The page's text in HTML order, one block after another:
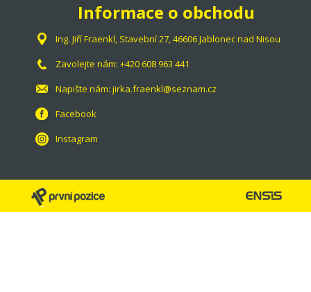
Informace o obchodu
Ing. Jiří Fraenkl, Stavební 27, 46606 Jablonec nad Nisou
Zavolejte nám: +420 608 963 441
Napište nám: jirka.fraenkl@seznam.cz
Facebook
Instagram